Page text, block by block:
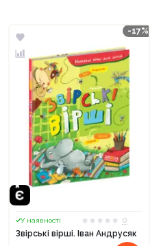
-17%
У наявності
0
Звірські вірші. Іван Андрусяк